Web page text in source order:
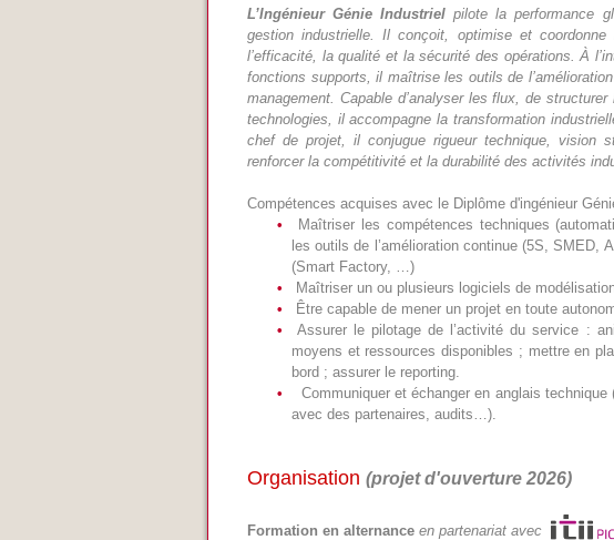
L’Ingénieur Génie Industriel pilote la performance
gestion industrielle. Il conçoit, optimise et
l’efficacité, la qualité et la sécurité des opérations. À
fonctions supports, il maîtrise les outils de
management. Capable d’analyser les flux, de
technologies, il accompagne la transformation
chef de projet, il conjugue rigueur technique, vision
renforcer la compétitivité et la durabilité des activités
Compétences acquises avec le Diplôme d'ingénieur
Maîtriser les compétences techniques
les outils de l’amélioration continue (5S,
(Smart Factory, …)
Maîtriser un ou plusieurs logiciels de
Être capable de mener un projet en toute
Assurer le pilotage de l’activité du service :
moyens et ressources disponibles ; mettre en
bord ; assurer le reporting.
Communiquer et échanger en anglais
avec des partenaires, audits…).
Organisation (projet d'ouverture 2026)
Formation en alternance en partenariat avec